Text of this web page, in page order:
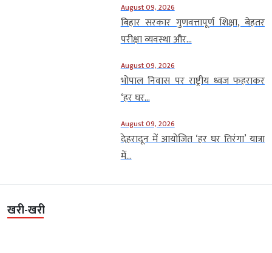
August 09, 2026
बिहार सरकार गुणवत्तापूर्ण शिक्षा, बेहतर
परीक्षा व्यवस्था और...
August 09, 2026
भोपाल निवास पर राष्ट्रीय ध्वज फहराकर
‘हर घर...
August 09, 2026
देहरादून में आयोजित ‘हर घर तिरंगा’ यात्रा
में...
खरी-खरी